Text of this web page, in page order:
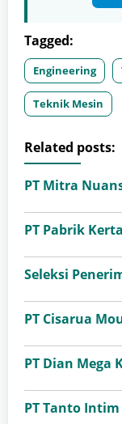
Tagged:
Engineering
Teknik Mesin
Related posts:
PT Pabrik
PT Cisarua
PT Tanto